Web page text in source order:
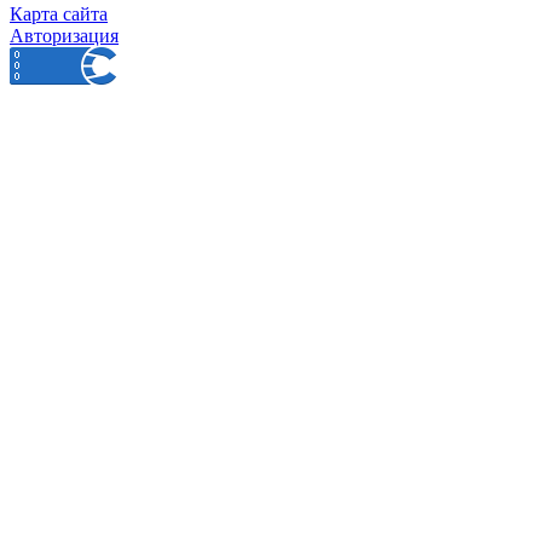
Карта сайта
Авторизация